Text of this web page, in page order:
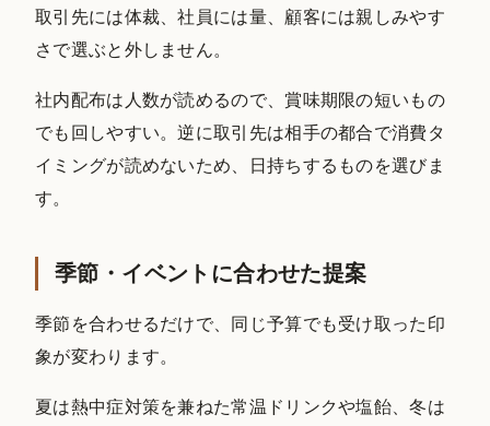
取引先には体裁、社員には量、顧客には親しみやす
さで選ぶと外しません。
社内配布は人数が読めるので、賞味期限の短いもの
でも回しやすい。逆に取引先は相手の都合で消費タ
イミングが読めないため、日持ちするものを選びま
す。
季節・イベントに合わせた提案
季節を合わせるだけで、同じ予算でも受け取った印
象が変わります。
夏は熱中症対策を兼ねた常温ドリンクや塩飴、冬は